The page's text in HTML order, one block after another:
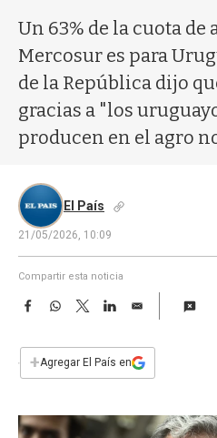
Un 63% de la cuota de
Mercosur es para
de la República dijo
gracias a "los
producen en el agro
El País
21/05/2026, 10:09
Compartir esta noticia
F
e
b
k
W
s
p
T
w
t
L
n
E
i
l
+Agregar El País en